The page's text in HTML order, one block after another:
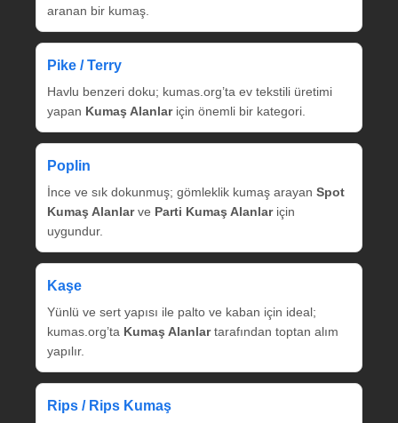
aranan bir kumaş.
Pike / Terry
Havlu benzeri doku; kumas.org’ta ev tekstili üretimi
yapan Kumaş Alanlariçin önemli bir kategori.
Poplin
İnce ve sık dokunmuş; gömleklik kumaş arayan Spot
Kumaş Alanlarve Parti Kumaş Alanlariçin
uygundur.
Kaşe
Yünlü ve sert yapısı ile palto ve kaban için ideal;
kumas.org’ta Kumaş Alanlartarafından toptan alım
yapılır.
Rips / Rips Kumaş